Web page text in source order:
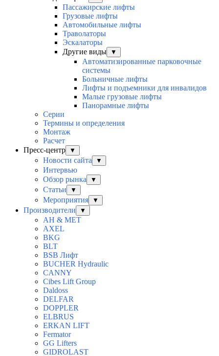
Пассажирские лифты
Грузовые лифты
Автомобильные лифты
Траволаторы
Эскалаторы
Другие виды
▼
Автоматизированные парковочные
системы
Больничные лифты
Лифты и подъемники для инвалидов
Малые грузовые лифты
Панорамные лифты
Серии
Термины и определения
Монтаж
Расчет
Пресс-центр
▼
Новости сайта ▼
Интервью
Обзор рынка
▼
Статьи ▼
Мероприятия ▼
Производители ▼
AH & MET
AXEL
BKG
BLT
BSB Лифт
BUCHER Hydraulic
CANNY
Cibes Lift Group
Daldoss
DELFAR
DOPPLER
ELBRUS
ERKAN LIFT
Fermator
GG Lifters
GIDROLAST